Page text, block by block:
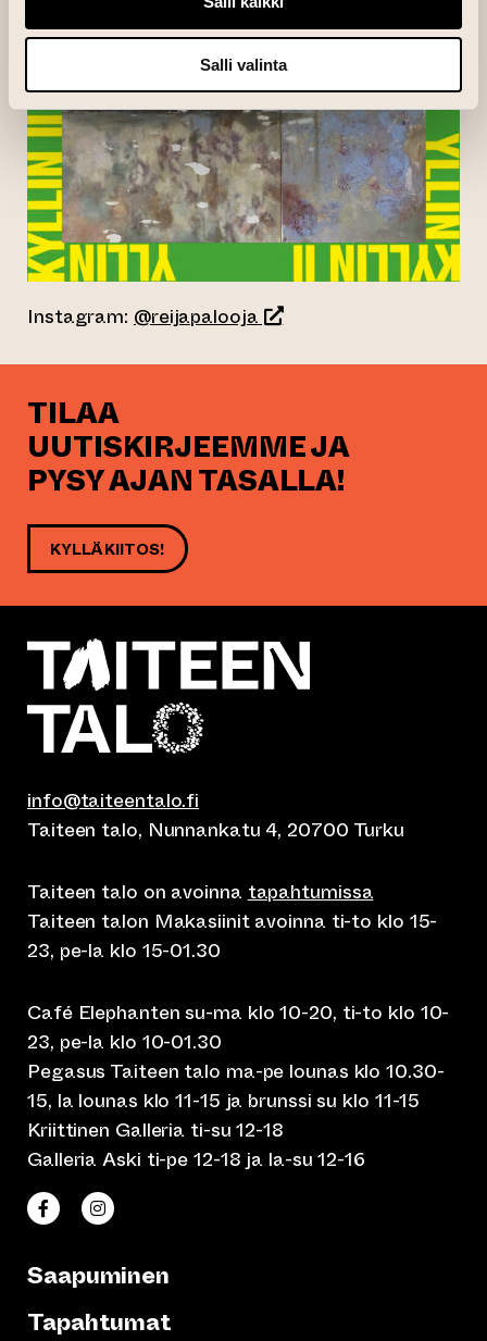
Salli valinta
Instagram: @reijapalooja(siirtyy toiseen
TILAA
UUTISKIRJEEMME JA
PYSY AJAN TASALLA!
KYLLÄ KIITOS!
info@taiteentalo.fi
Taiteen talo, Nunnankatu 4, 20700 Turku
Taiteen talo on avoinna tapahtumissa
Taiteen talon Makasiinit avoinna ti-to klo 15-
23, pe-la klo 15-01.30
Café Elephanten su-ma klo 10-20, ti-to klo 10-
23, pe-la klo 10-01.30
Pegasus Taiteen talo ma-pe lounas klo 10.30-
15, la lounas klo 11-15 ja brunssi su klo 11-15
Kriittinen Galleria ti-su 12-18
Galleria Aski ti-pe 12-18 ja la-su 12-16
Taiteen talo Facebookissa
(siirtyy toiseen verkkopalveluun)
Taiteen talo Instagramissa
(siirtyy toiseen verkkopalveluun)
Saapuminen
Tapahtumat